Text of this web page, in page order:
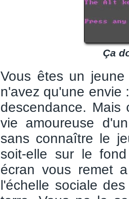
Ça
Vous êtes un
n'avez qu'une envie
descendance.
vie amoureuse
sans connaître le
soit-elle sur le
écran vous remet
l'échelle sociale